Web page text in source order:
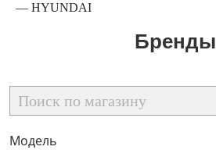
— HYUNDAI
Бренды
Модель